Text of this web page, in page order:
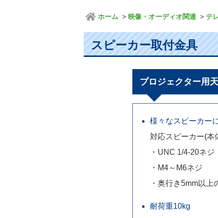
ホーム 映像・オーディオ関連 テ
スピーカー取付金具
プロジェクター用
様々なスピーカー
対応スピーカー(本
・UNC 1/4-20ネジ
・M4～M6ネジ
・奥行き5mm以
耐荷重10kg